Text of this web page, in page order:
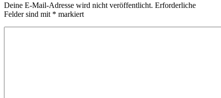
Deine E-Mail-Adresse wird nicht veröffentlicht. Erforderliche
Felder sind mit * markiert